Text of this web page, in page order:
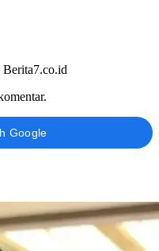
Berita7.co.id
Google